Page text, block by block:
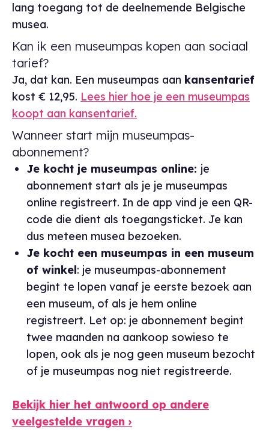
lang toegang tot de deelnemende Belgische
musea.
Kan ik een museumpas kopen aan sociaal
tarief?
Ja, dat kan. Een museumpas aan kansentarief
kost € 12,95. Lees hier hoe je een museumpas
koopt aan kansentarief.
Wanneer start mijn museumpas-
abonnement?
Je kocht je museumpas online: je
abonnement start als je je museumpas
online registreert. In de app vind je een QR-
code die dient als toegangsticket. Je kan
dus meteen musea bezoeken.
Je kocht een museumpas in een museum
of winkel: je museumpas-abonnement
begint te lopen vanaf je eerste bezoek aan
een museum, of als je hem online
registreert. Let op: je abonnement begint
twee maanden na aankoop sowieso te
lopen, ook als je nog geen museum bezocht
of je museumpas nog niet registreerde.
Bekijk hier het antwoord op andere
veelgestelde vragen ›